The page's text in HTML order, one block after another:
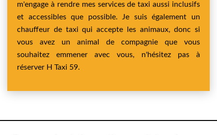
m'engage à rendre mes services de taxi aussi inclusifs
et accessibles que possible. Je suis également un
chauffeur de taxi qui accepte les animaux, donc si
vous avez un animal de compagnie que vous
souhaitez emmener avec vous, n'hésitez pas à
réserver H Taxi 59.